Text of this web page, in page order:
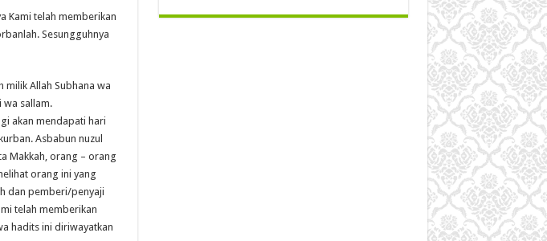
Kami telah memberikan
Sesungguhnya
milik Allah Subhana wa
wa sallam.
akan mendapati hari
Asbabun nuzul
Makkah, orang – orang
orang ini yang
dan pemberi/penyaji
telah memberikan
hadits ini diriwayatkan